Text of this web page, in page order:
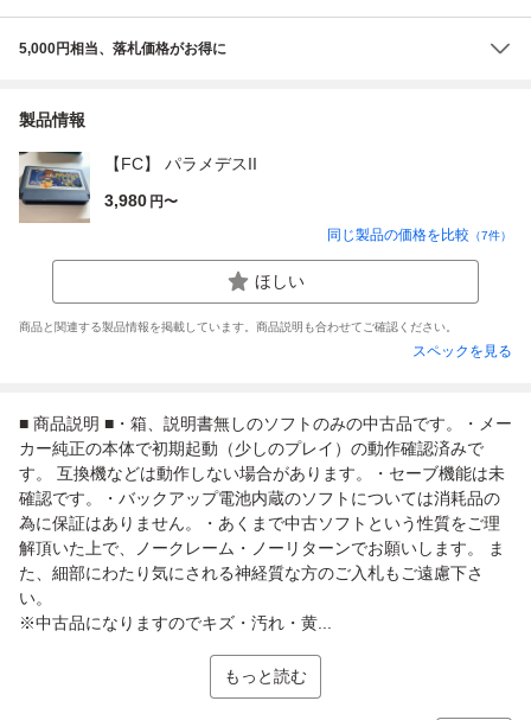
5,000円相当、落札価格がお得に
製品情報
【FC】 パラメデスII
3,980 円〜
同じ製品の価格を比較 （7件）
ほしい
商品と関連する製品情報を掲載しています。商品説明も合わせてご確認ください。
スペックを見る
■ 商品説明 ■・箱、説明書無しのソフトのみの中古品です。・メー
カー純正の本体で初期起動（少しのプレイ）の動作確認済みで
す。 互換機などは動作しない場合があります。・セーブ機能は未
確認です。・バックアップ電池内蔵のソフトについては消耗品の
為に保証はありません。・あくまで中古ソフトという性質をご理
解頂いた上で、ノークレーム・ノーリターンでお願いします。 ま
た、細部にわたり気にされる神経質な方のご入札もご遠慮下さ
い。
※中古品になりますのでキズ・汚れ・黄...
もっと読む